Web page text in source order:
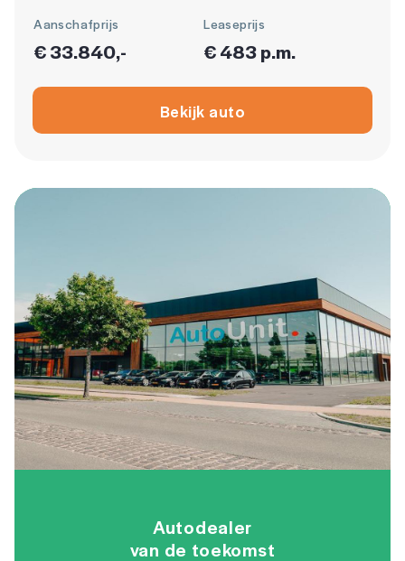
Aanschafprijs
€ 33.840,-
Leaseprijs
€ 483 p.m.
Bekijk auto
Autodealer
van de toekomst